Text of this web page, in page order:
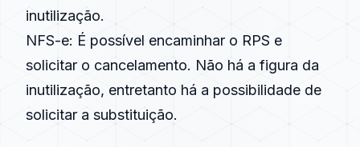
inutilização.
NFS-e: É possível encaminhar o RPS e
solicitar o cancelamento. Não há a figura da
inutilização, entretanto há a possibilidade de
solicitar a substituição.